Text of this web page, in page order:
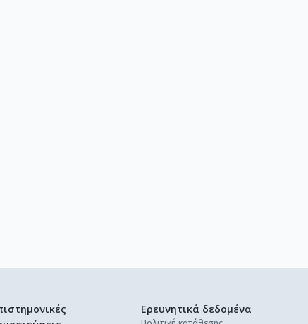
Ερευνητικά δεδομένα